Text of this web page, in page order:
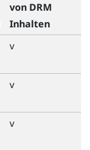
von DRM
Inhalten
v
v
v